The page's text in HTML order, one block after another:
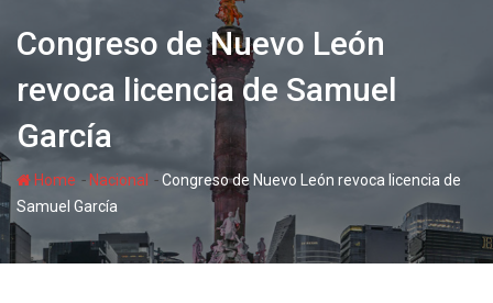
Congreso de Nuevo León
revoca licencia de Samuel
García
Home - Nacional -Congreso de Nuevo León revoca licencia de
Samuel García